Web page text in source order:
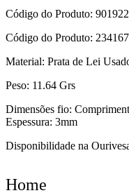
Código do Produto:
Código do Produto:
Material: Prata de Lei
Peso: 11.64 Grs
Dimensões fio:
Espessura: 3mm
Disponibilidade na
Home